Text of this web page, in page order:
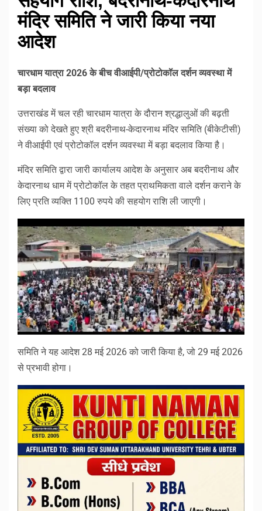
मंदिर समिति ने जारी किया नया
आदेश
चारधाम यात्रा 2026 के बीच वीआईपी/प्रोटोकॉल दर्शन व्यवस्था में
बड़ा बदलाव
उत्तराखंड में चल रही चारधाम यात्रा के दौरान श्रद्धालुओं की बढ़ती
संख्या को देखते हुए श्री बदरीनाथ-केदारनाथ मंदिर समिति (बीकेटीसी)
ने वीआईपी एवं प्रोटोकॉल दर्शन व्यवस्था में बड़ा बदलाव किया है।
मंदिर समिति द्वारा जारी कार्यालय आदेश के अनुसार अब बदरीनाथ और
केदारनाथ धाम में प्रोटोकॉल के तहत प्राथमिकता वाले दर्शन कराने के
लिए प्रति व्यक्ति 1100 रुपये की सहयोग राशि ली जाएगी।
समिति ने यह आदेश 28 मई 2026 को जारी किया है, जो 29 मई 2026
से प्रभावी होगा।